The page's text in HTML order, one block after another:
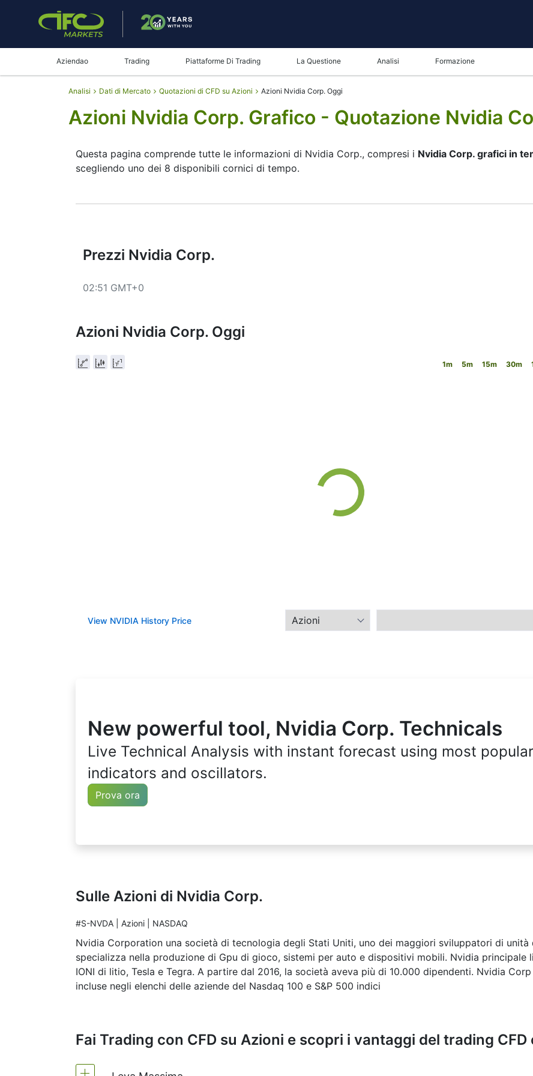
Aziendao Trading Piattaforme Di Trading La Questione Analisi Formazione
Analisi Dati di Mercato Quotazioni di CFD su Azioni Azioni Nvidia Corp. Oggi
Azioni Nvidia Corp. Grafico - Quotazione Nvidia
Questa pagina comprende tutte le informazioni di Nvidia Corp., compresi i Nvidia Corp. grafici in
scegliendo uno dei 8 disponibili cornici di tempo.
Spostando l'inizio e la fine dei tempi nel pannello in basso è possibile vedere sia l'attuali che
finale.
È facile trovare un qualsiasi strumento, dal momento che ha un filtro per tutti i tipi di strumenti,
Prezzi Nvidia Corp.
02:51 GMT+0
Azioni Nvidia Corp. Oggi
1m 5m 15m 30m
View NVIDIA History Price
New powerful tool, Nvidia Corp. Technicals
Live Technical Analysis with instant forecast using most popular
indicators and oscillators.
Prova ora
Sulle Azioni di Nvidia Corp.
#S-NVDA | Azioni | NASDAQ
Nvidia Corporation una società di tecnologia degli Stati Uniti, uno dei maggiori sviluppatori di unità
specializza nella produzione di Gpu di gioco, sistemi per auto e dispositivi mobili. Nvidia principale
IONI di litio, Tesla e Tegra. A partire dal 2016, la società aveva più di 10.000 dipendenti. Nvidia
incluse negli elenchi delle aziende del Nasdaq 100 e S&P 500 indici
Fai Trading con CFD su Azioni e scopri i vantaggi del trading